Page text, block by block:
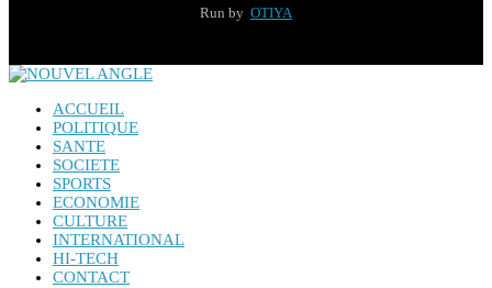
Run by OTIYA
ACCUEIL
POLITIQUE
SANTE
SOCIETE
SPORTS
ECONOMIE
CULTURE
INTERNATIONAL
HI-TECH
CONTACT